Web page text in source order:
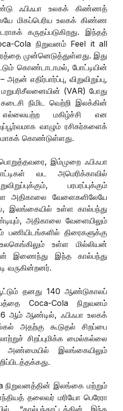
ஃபிஃபா உலகக் கிண்ணத்
மிகப்பெரிய உலகக் கிண்ண
கருதப்படுகிறது. இந்தத்
Cola நிறுவனம் Feel it all
முன்னெடுத்துள்ளது. இது
கொண்டாடாமல், போட்டியின்
எதிர்பார்ப்பு, விறுவிறுப்பு,
(VAR) போது
நிமிட வெற்றி இலக்கின்
எல்லையற்ற மகிழ்ச்சி என
வாழும் ரசிகர்களைக்
கொண்டுள்ளது.
இம்முறை ஃபிஃபா
வட அமெரிக்காவில்
பரபரப்புக்கும்
அதிகாலை வேளைகளிலேயே
இலங்கையில் உள்ள கால்பந்து
அதிகாலை வேளையிலும்
திரைகளுக்கு
உள்ள மில்லியன்
இணைந்து இந்த கால்பந்து
வருகின்றனர்.
தனது 140 ஆண்டுகாலப்
Coca-Cola நிறுவனம்
ஆம் ஆண்டில், ஃபிஃபா உலகக்
அதற்கு கூடுதல் சிறப்பை
சிறப்புமிக்க மைல்கல்லை
அண்மையில் இலங்கையிலும்
நிறுவனத்தின் இலங்கை மற்றும்
தலைவர் மரியோ பெரேரா
“கால்பந்தாட்டத்தின் இந்த